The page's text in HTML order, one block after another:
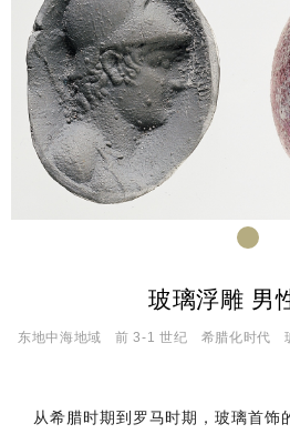
玻璃浮雕 男
东地中海地域 前 3-1 世纪 希腊化时代
从希腊时期到罗马时期，玻璃首饰